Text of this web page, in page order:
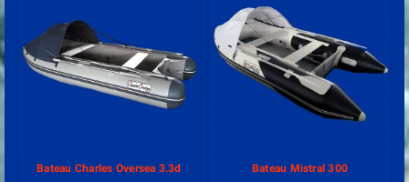
Bateau Charles Oversea 3.3d Bateau Mistral 300